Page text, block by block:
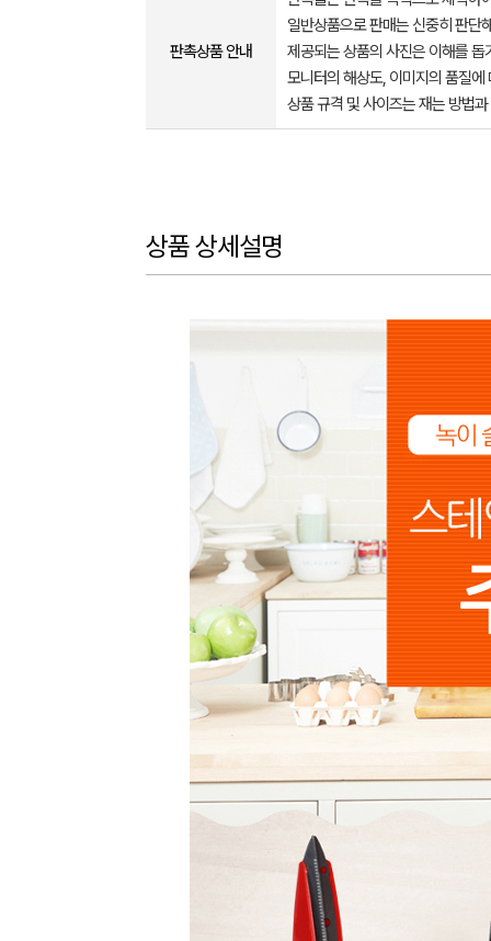
판촉상품 안내
일반상품으로 판매는 신중히 판단
제공되는 상품의 사진은 이해를
모니터의 해상도, 이미지의 품질
상품 규격 및 사이즈는 재는 방법
상품 상세설명